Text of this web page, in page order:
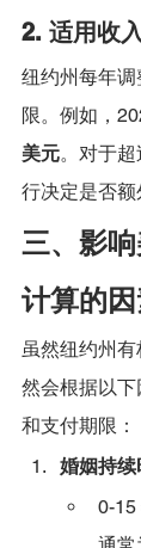
2. 适用收
纽约州每年
限。例如，
美元。对于
行决定是否额
三、影
计算的
虽然纽约州
然会根据以
和支付期限：
婚姻持续
0-15